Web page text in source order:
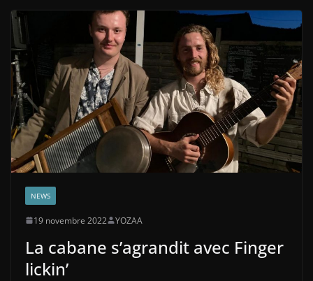
NEWS
19 novembre 2022 YOZAA
La cabane s’agrandit avec Finger
lickin’